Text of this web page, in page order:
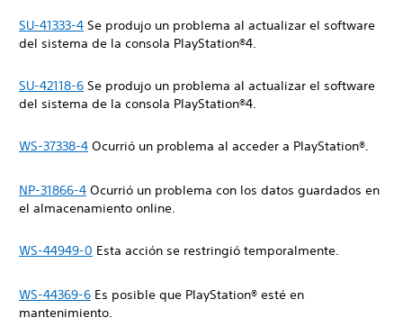
SU-41333-4 Se produjo un problema al actualizar el ‎software
del sistema de la consola PlayStation®4.
SU-42118-6 Se produjo un problema al actualizar el ‎software
del sistema de la consola PlayStation®4.
WS-37338-4 Ocurrió un problema al acceder a PlayStation®.
NP-31866-4 Ocurrió un problema con los datos guardados en
el almacenamiento online.
WS-44949-0 Esta acción se restringió temporalmente.
WS-44369-6 Es posible que PlayStation® esté en
mantenimiento.